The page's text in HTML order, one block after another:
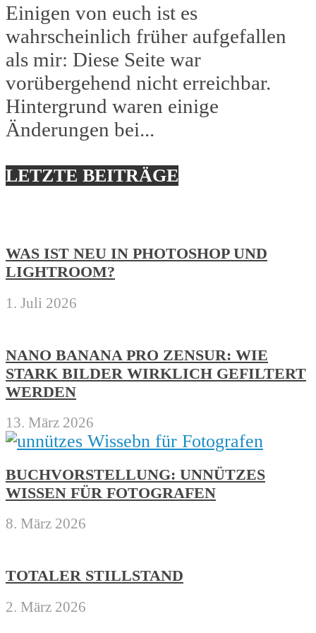
Einigen von euch ist es
wahrscheinlich früher aufgefallen
als mir: Diese Seite war
vorübergehend nicht erreichbar.
Hintergrund waren einige
Änderungen bei...
LETZTE BEITRÄGE
WAS IST NEU IN PHOTOSHOP UND
LIGHTROOM?
1. Juli 2026
NANO BANANA PRO ZENSUR: WIE
STARK BILDER WIRKLICH GEFILTERT
WERDEN
13. März 2026
BUCHVORSTELLUNG: UNNÜTZES
WISSEN FÜR FOTOGRAFEN
8. März 2026
TOTALER STILLSTAND
2. März 2026